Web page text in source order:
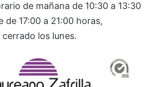
de mañana de 10:30 a 13:30
de 17:00 a 21:00 horas,
los lunes.